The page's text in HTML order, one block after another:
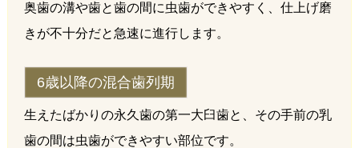
奥歯の溝や歯と歯の間に虫歯ができやすく、仕上げ磨
きが不十分だと急速に進行します。
6歳以降の混合歯列期
生えたばかりの永久歯の第一大臼歯と、その手前の乳
歯の間は虫歯ができやすい部位です。